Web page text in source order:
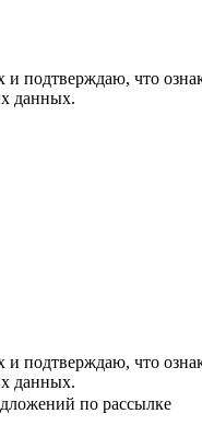
и подтверждаю, что
данных.
и подтверждаю, что
данных.
по рассылке